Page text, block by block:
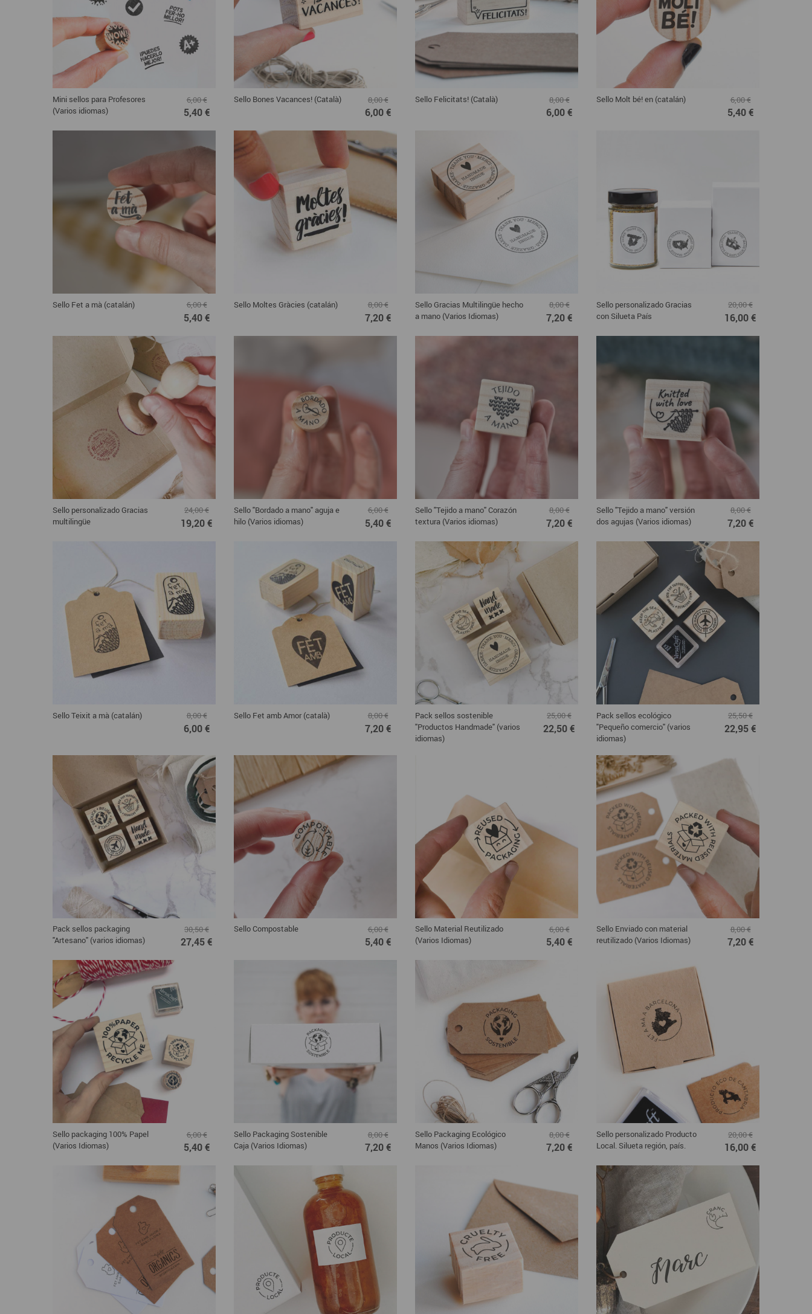
Mini sellos para Profesores
(Varios idiomas)
6,00 €
5,40 €
Sello Bones Vacances! (Català) 8,00 €
6,00 €
Sello Felicitats! (Català) 8,00 €
6,00 €
Sello Molt bé! en (catalán) 6,00 €
5,40 €
Sello Fet a mà (catalán) 6,00 €
5,40 €
Sello Moltes Gràcies (catalán) 8,00 €
7,20 €
Sello Gracias Multilingüe hecho
a mano (Varios Idiomas)
8,00 €
7,20 €
Sello personalizado Gracias
con Silueta País
20,00 €
16,00 €
Sello personalizado Gracias
multilingüe
24,00 €
19,20 €
Sello "Bordado a mano" aguja e
hilo (Varios idiomas)
6,00 €
5,40 €
Sello "Tejido a mano" Corazón
textura (Varios idiomas)
8,00 €
7,20 €
Sello "Tejido a mano" versión
dos agujas (Varios idiomas)
8,00 €
7,20 €
Sello Teixit a mà (catalán) 8,00 €
6,00 €
Sello Fet amb Amor (català) 8,00 €
7,20 €
Pack sellos sostenible
"Productos Handmade" (varios
idiomas)
25,00 €
22,50 €
Pack sellos ecológico
"Pequeño comercio" (varios
idiomas)
25,50 €
22,95 €
Pack sellos packaging
"Artesano" (varios idiomas)
30,50 €
27,45 €
Sello Compostable 6,00 €
5,40 €
Sello Material Reutilizado
(Varios Idiomas)
6,00 €
5,40 €
Sello Enviado con material
reutilizado (Varios Idiomas)
8,00 €
7,20 €
Sello packaging 100% Papel
(Varios Idiomas)
6,00 €
5,40 €
Sello Packaging Sostenible
Caja (Varios Idiomas)
8,00 €
7,20 €
Sello Packaging Ecológico
Manos (Varios Idiomas)
8,00 €
7,20 €
Sello personalizado Producto
Local. Silueta región, país.
20,00 €
16,00 €